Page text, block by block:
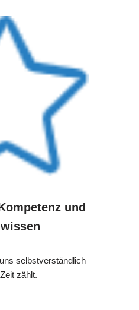
und
selbstverständlich
zählt.